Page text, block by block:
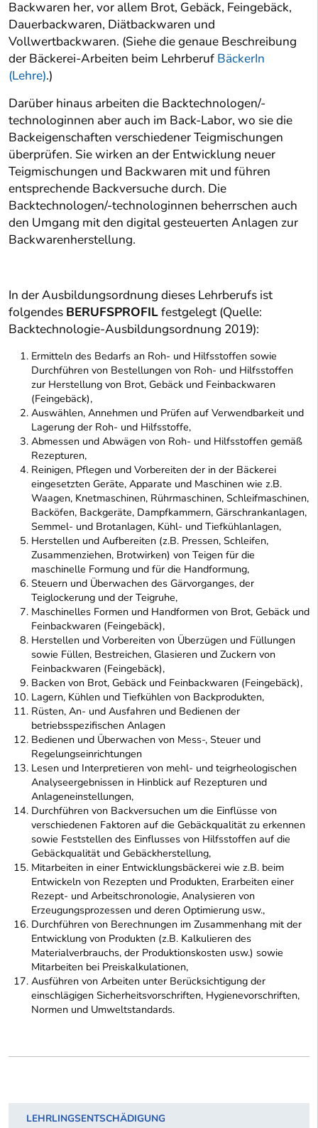
Backwaren her, vor allem Brot, Gebäck, Feingebäck,
Dauerbackwaren, Diätbackwaren und
Vollwertbackwaren. (Siehe die genaue Beschreibung
der Bäckerei-Arbeiten beim Lehrberuf BäckerIn
(Lehre).)
Darüber hinaus arbeiten die Backtechnologen/-
technologinnen aber auch im Back-Labor, wo sie die
Backeigenschaften verschiedener Teigmischungen
überprüfen. Sie wirken an der Entwicklung neuer
Teigmischungen und Backwaren mit und führen
entsprechende Backversuche durch. Die
Backtechnologen/-technologinnen beherrschen auch
den Umgang mit den digital gesteuerten Anlagen zur
Backwarenherstellung.
In der Ausbildungsordnung dieses Lehrberufs ist
folgendes BERUFSPROFILfestgelegt (Quelle:
Backtechnologie-Ausbildungsordnung 2019):
Ermitteln des Bedarfs an Roh- und Hilfsstoffen sowie
Durchführen von Bestellungen von Roh- und Hilfsstoffen
zur Herstellung von Brot, Gebäck und Feinbackwaren
(Feingebäck),
Auswählen, Annehmen und Prüfen auf Verwendbarkeit und
Lagerung der Roh- und Hilfsstoffe,
Abmessen und Abwägen von Roh- und Hilfsstoffen gemäß
Rezepturen,
Reinigen, Pflegen und Vorbereiten der in der Bäckerei
eingesetzten Geräte, Apparate und Maschinen wie z.B.
Waagen, Knetmaschinen, Rührmaschinen, Schleifmaschinen,
Backöfen, Backgeräte, Dampfkammern, Gärschrankanlagen,
Semmel- und Brotanlagen, Kühl- und Tiefkühlanlagen,
Herstellen und Aufbereiten (z.B. Pressen, Schleifen,
Zusammenziehen, Brotwirken) von Teigen für die
maschinelle Formung und für die Handformung,
Steuern und Überwachen des Gärvorganges, der
Teiglockerung und der Teigruhe,
Maschinelles Formen und Handformen von Brot, Gebäck und
Feinbackwaren (Feingebäck),
Herstellen und Vorbereiten von Überzügen und Füllungen
sowie Füllen, Bestreichen, Glasieren und Zuckern von
Feinbackwaren (Feingebäck),
Backen von Brot, Gebäck und Feinbackwaren (Feingebäck),
Lagern, Kühlen und Tiefkühlen von Backprodukten,
Rüsten, An- und Ausfahren und Bedienen der
betriebsspezifischen Anlagen
Bedienen und Überwachen von Mess-, Steuer und
Regelungseinrichtungen
Lesen und Interpretieren von mehl- und teigrheologischen
Analyseergebnissen in Hinblick auf Rezepturen und
Anlageneinstellungen,
Durchführen von Backversuchen um die Einflüsse von
verschiedenen Faktoren auf die Gebäckqualität zu erkennen
sowie Feststellen des Einflusses von Hilfsstoffen auf die
Gebäckqualität und Gebäckherstellung,
Mitarbeiten in einer Entwicklungsbäckerei wie z.B. beim
Entwickeln von Rezepten und Produkten, Erarbeiten einer
Rezept- und Arbeitschronologie, Analysieren von
Erzeugungsprozessen und deren Optimierung usw.,
Durchführen von Berechnungen im Zusammenhang mit der
Entwicklung von Produkten (z.B. Kalkulieren des
Materialverbrauchs, der Produktionskosten usw.) sowie
Mitarbeiten bei Preiskalkulationen,
Ausführen von Arbeiten unter Berücksichtigung der
einschlägigen Sicherheitsvorschriften, Hygienevorschriften,
Normen und Umweltstandards.
LEHRLINGSENTSCHÄDIGUNG